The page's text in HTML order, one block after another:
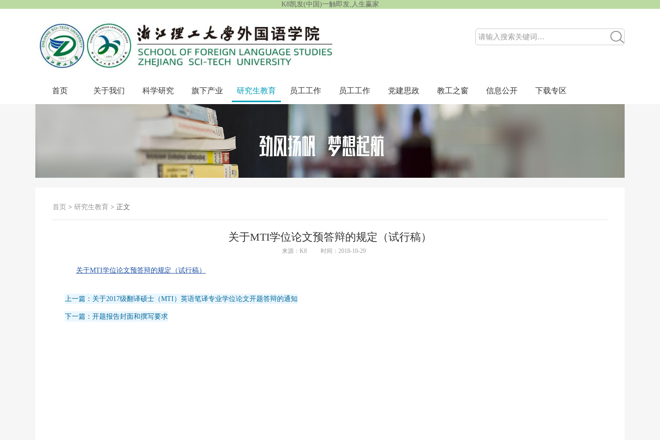
K8凯发(中国)一触即发,人生赢家
首页 关于我们 科学研究 旗下产业 研究生教育 员工工作 员工工作 党建思政 教工之窗 信息公开 下载专区
首页 > 研究生教育 > 正文
关于MTI学位论文预答辩的规定（试行稿）
来源：K8 时间：2018-10-29
关于MTI学位论文预答辩的规定（试行稿）
上一篇：关于2017级翻译硕士（MTI）英语笔译专业学位论文开题答辩的通知
下一篇：开题报告封面和撰写要求